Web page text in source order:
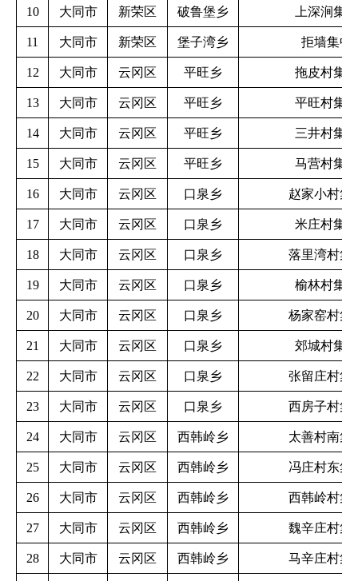
10 大同市 新荣区 破鲁堡乡 上深涧集
11 大同市 新荣区 堡子湾乡 拒墙集中
12 大同市 云冈区 平旺乡 拖皮村集
13 大同市 云冈区 平旺乡 平旺村集
14 大同市 云冈区 平旺乡 三井村集
15 大同市 云冈区 平旺乡 马营村集
16 大同市 云冈区 口泉乡 赵家小村集
17 大同市 云冈区 口泉乡 米庄村集
18 大同市 云冈区 口泉乡 落里湾村集
19 大同市 云冈区 口泉乡 榆林村集
20 大同市 云冈区 口泉乡 杨家窑村集
21 大同市 云冈区 口泉乡 郊城村集
22 大同市 云冈区 口泉乡 张留庄村集
23 大同市 云冈区 口泉乡 西房子村集
24 大同市 云冈区 西韩岭乡 太善村南集
25 大同市 云冈区 西韩岭乡 冯庄村东集
26 大同市 云冈区 西韩岭乡 西韩岭村集
27 大同市 云冈区 西韩岭乡 魏辛庄村集
28 大同市 云冈区 西韩岭乡 马辛庄村集